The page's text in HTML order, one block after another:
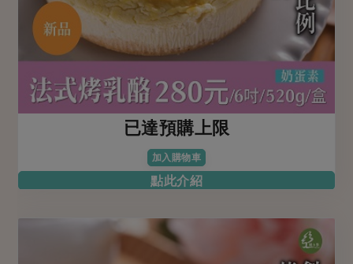
已達預購上限
加入購物車
點此介紹